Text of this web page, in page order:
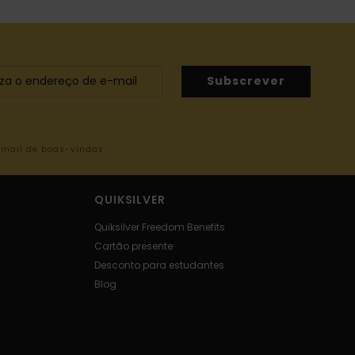
Subscrever
de boas-vindas
QUIKSILVER
Quiksilver Freedom Benefits
Cartão presente
Desconto para estudantes
Blog